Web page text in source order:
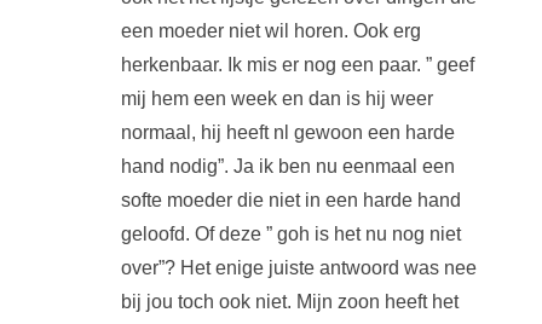
een moeder niet wil horen. Ook erg
herkenbaar. Ik mis er nog een paar. ” geef
mij hem een week en dan is hij weer
normaal, hij heeft nl gewoon een harde
hand nodig”. Ja ik ben nu eenmaal een
softe moeder die niet in een harde hand
geloofd. Of deze ” goh is het nu nog niet
over”? Het enige juiste antwoord was nee
bij jou toch ook niet. Mijn zoon heeft het